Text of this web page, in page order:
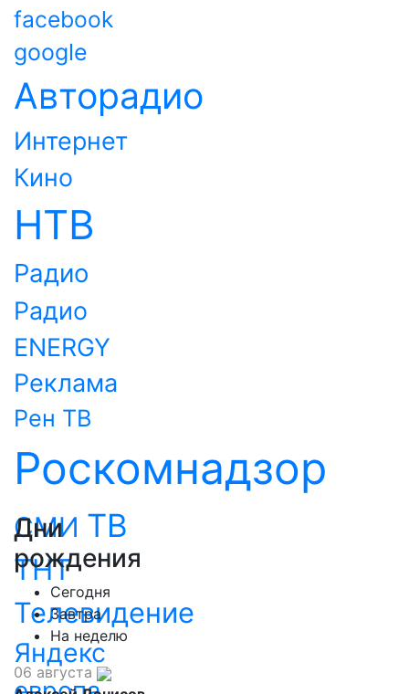
facebook
google
Авторадио
Интернет
Кино
НТВ
Радио
Радио
ENERGY
Реклама
Рен ТВ
Роскомнадзор
СМИ ТВ
ТНТ
Телевидение
Яндекс
Дни
рождения
Сегодня
Завтра
На неделю
06 августа